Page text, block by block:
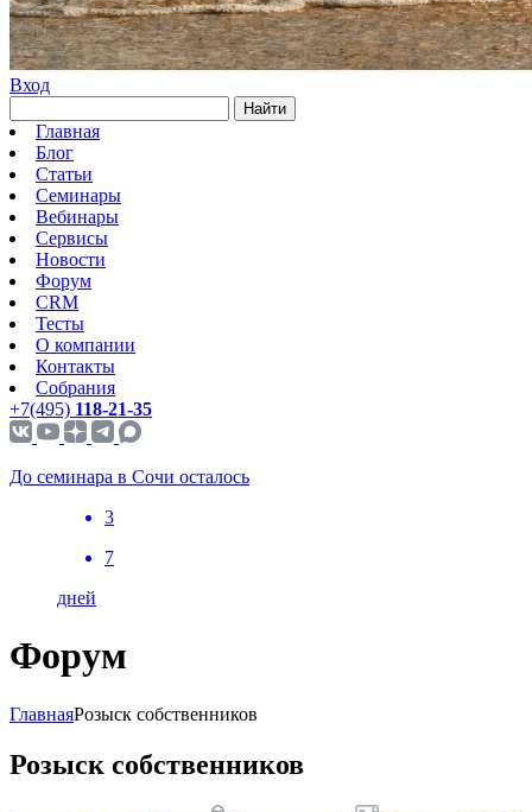
Вход
Найти
Главная
Блог
Статьи
Семинары
Вебинары
Сервисы
Новости
Форум
CRM
Тесты
О компании
Контакты
Собрания
+7(495) 118-21-35
До семинара в Сочи осталось
3
7
дней
Форум
ГлавнаяРозыск собственников
Розыск собственников